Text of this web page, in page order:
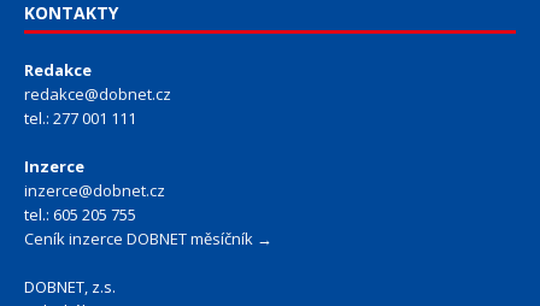
KONTAKTY
Redakce
redakce@dobnet.cz
tel.: 277 001 111
Inzerce
inzerce@dobnet.cz
tel.: 605 205 755
Ceník inzerce DOBNET měsíčník →
DOBNET, z.s.